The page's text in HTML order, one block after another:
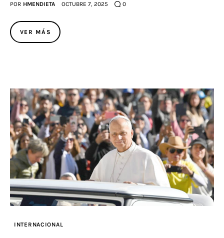
POR HMENDIETA OCTUBRE 7, 2025 0
VER MÁS
INTERNACIONAL